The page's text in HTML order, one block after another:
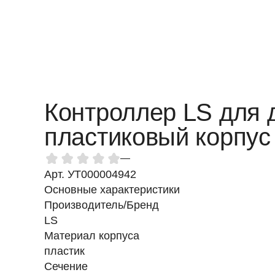
Контроллер LS для
пластиковый корпус
—
Арт. УТ000004942
Основные характеристики
Производитель/Бренд
LS
Материал корпуса
пластик
Сечение